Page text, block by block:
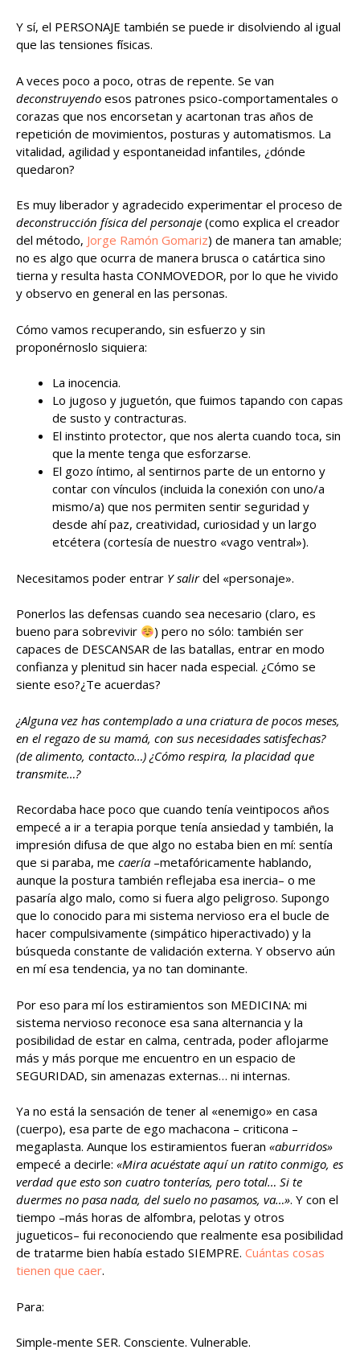
Y sí, el PERSONAJE también se puede ir disolviendo al igual
que las tensiones físicas.
A veces poco a poco, otras de repente. Se van
deconstruyendo esos patrones psico-comportamentales o
corazas que nos encorsetan y acartonan tras años de
repetición de movimientos, posturas y automatismos. La
vitalidad, agilidad y espontaneidad infantiles, ¿dónde
quedaron?
Es muy liberador y agradecido experimentar el proceso de
deconstrucción física del personaje (como explica el creador
del método, Jorge Ramón Gomariz) de manera tan amable;
no es algo que ocurra de manera brusca o catártica sino
tierna y resulta hasta CONMOVEDOR, por lo que he vivido
y observo en general en las personas.
Cómo vamos recuperando, sin esfuerzo y sin
proponérnoslo siquiera:
La inocencia.
Lo jugoso y juguetón, que fuimos tapando con capas
de susto y contracturas.
El instinto protector, que nos alerta cuando toca, sin
que la mente tenga que esforzarse.
El gozo íntimo, al sentirnos parte de un entorno y
contar con vínculos (incluida la conexión con uno/a
mismo/a) que nos permiten sentir seguridad y
desde ahí paz, creatividad, curiosidad y un largo
etcétera (cortesía de nuestro «vago ventral»).
Necesitamos poder entrar Y salirdel «personaje».
Ponerlos las defensas cuando sea necesario (claro, es
bueno para sobrevivir
) pero no sólo: también ser
capaces de DESCANSAR de las batallas, entrar en modo
confianza y plenitud sin hacer nada especial. ¿Cómo se
siente eso?¿Te acuerdas?
¿Alguna vez has contemplado a una criatura de pocos meses,
en el regazo de su mamá, con sus necesidades satisfechas?
(de alimento, contacto…) ¿Cómo respira, la placidad que
transmite…?
Recordaba hace poco que cuando tenía veintipocos años
empecé a ir a terapia porque tenía ansiedad y también, la
impresión difusa de que algo no estaba bien en mí: sentía
que si paraba, me caería –metafóricamente hablando,
aunque la postura también reflejaba esa inercia– o me
pasaría algo malo, como si fuera algo peligroso. Supongo
que lo conocido para mi sistema nervioso era el bucle de
hacer compulsivamente (simpático hiperactivado) y la
búsqueda constante de validación externa. Y observo aún
en mí esa tendencia, ya no tan dominante.
Por eso para mí los estiramientos son MEDICINA: mi
sistema nervioso reconoce esa sana alternancia y la
posibilidad de estar en calma, centrada, poder aflojarme
más y más porque me encuentro en un espacio de
SEGURIDAD, sin amenazas externas… ni internas.
Ya no está la sensación de tener al «enemigo» en casa
(cuerpo), esa parte de ego machacona – criticona –
megaplasta. Aunque los estiramientos fueran «aburridos»
empecé a decirle: «Mira acuéstate aquí un ratito conmigo, es
verdad que esto son cuatro tonterías, pero total… Si te
duermes no pasa nada, del suelo no pasamos, va…». Y con el
tiempo –más horas de alfombra, pelotas y otros
jugueticos– fui reconociendo que realmente esa posibilidad
de tratarme bien había estado SIEMPRE. Cuántas cosas
tienen que caer.
Para:
Simple-mente SER. Consciente. Vulnerable.